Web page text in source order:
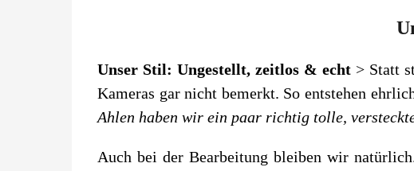
Unser Stil: Ungestellt, zeitlos & echt > Statt
Kameras gar nicht bemerkt. So entstehen
Ahlen haben wir ein paar richtig tolle,
Auch bei der Bearbeitung bleiben wir